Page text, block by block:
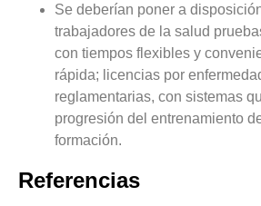
Se deberían poner a
trabajadores de la salud
con tiempos flexibles y
rápida; licencias por
reglamentarias, con sistemas
progresión del entrenamiento
formación.
Referencias